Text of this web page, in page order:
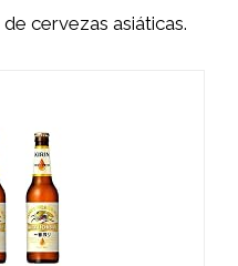
cervezas asiáticas.